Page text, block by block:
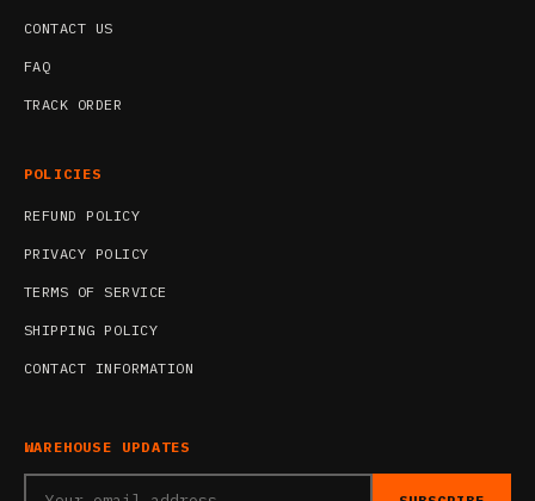
CONTACT US
FAQ
TRACK ORDER
POLICIES
REFUND POLICY
PRIVACY POLICY
TERMS OF SERVICE
SHIPPING POLICY
CONTACT INFORMATION
WAREHOUSE UPDATES